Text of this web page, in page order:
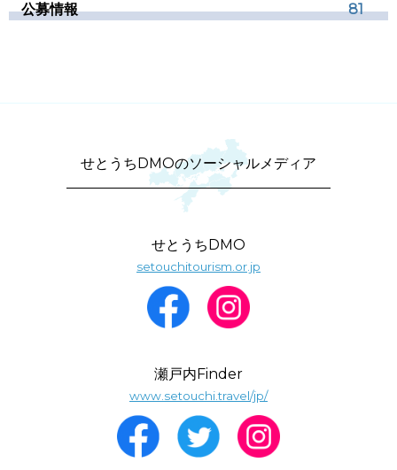
公募情報 81
せとうちDMOのソーシャルメディア
せとうちDMO
setouchitourism.or.jp
瀬戸内Finder
www.setouchi.travel/jp/